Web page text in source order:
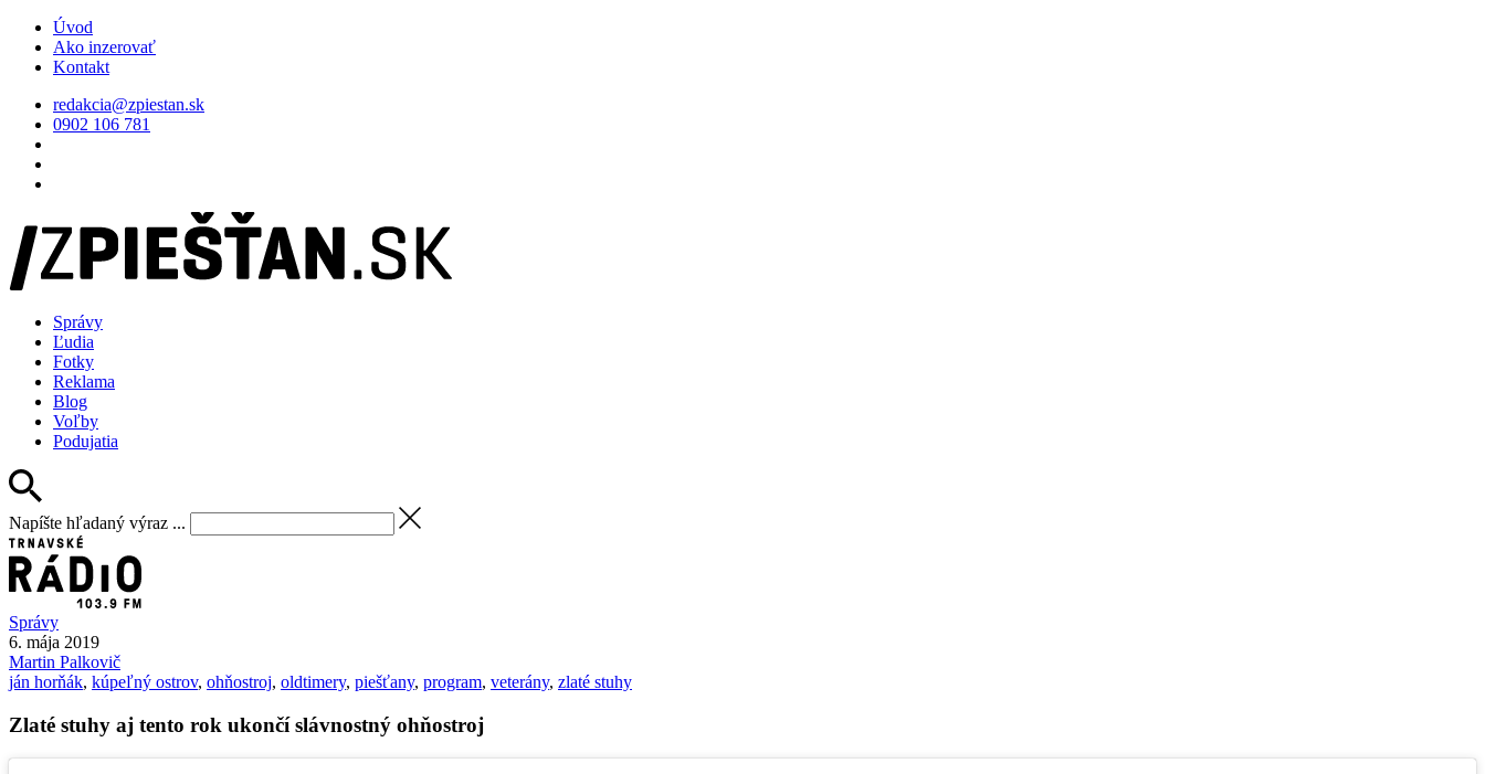
Úvod
Ako inzerovať
Kontakt
redakcia@zpiestan.sk
0902 106 781
Správy
Ľudia
Fotky
Reklama
Blog
Voľby
Podujatia
Napíšte hľadaný výraz ...
Správy
6. mája 2019
Martin Palkovič
ján horňák, kúpeľný ostrov, ohňostroj, oldtimery, piešťany, program, veterány, zlaté stuhy
Zlaté stuhy aj tento rok ukončí slávnostný ohňostroj